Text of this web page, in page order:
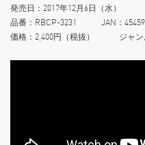
発売日：2017年12月6日（水）
品番：RBCP-3231 JAN：
価格：2,400円（税抜） ジャン